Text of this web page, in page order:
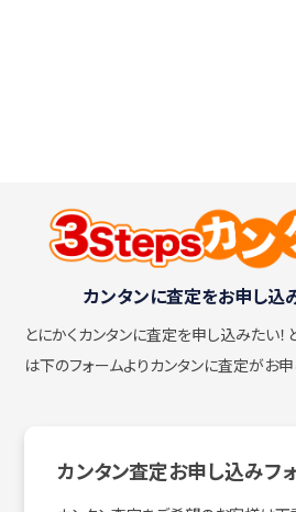
カンタンに査定をお申し込
とにかくカンタンに査定を申し込みたい！
は下のフォームよりカンタンに査定がお
カンタン査定お申し込みフ